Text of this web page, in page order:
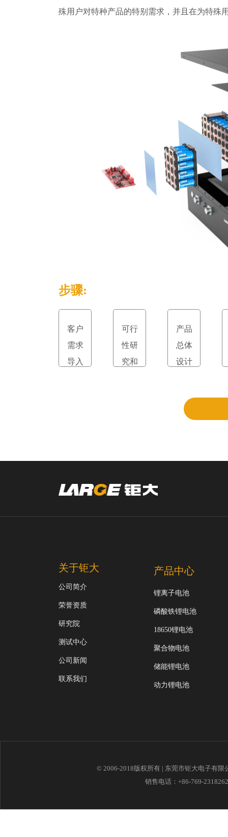
殊用户对特种产品的特别需求，并且在为特殊
步骤:
客户
需求
导入
可行
性研
究和
产品
总体
设计
关于钜大
公司简介
荣誉资质
研究院
测试中心
公司新闻
联系我们
产品中心
锂离子电池
磷酸铁锂电池
18650锂电池
聚合物电池
储能锂电池
动力锂电池
© 2006-2018版权所有 | 东莞市钜大电子有
销售电话：+86-769-